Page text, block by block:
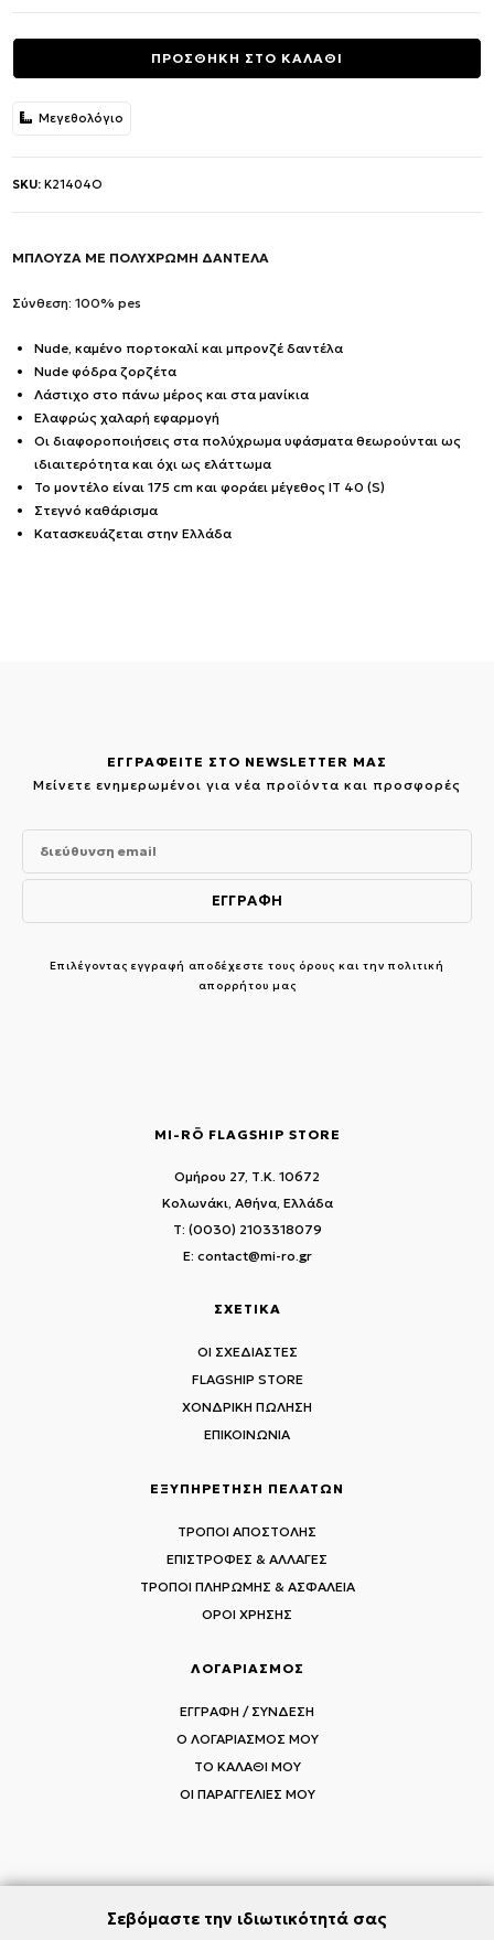
71.00€.
ΠΡΟΣΘΗΚΗ ΣΤΟ ΚΑΛΑΘΙ
Μεγεθολόγιο
SKU:K21404O
ΜΠΛΟΥΖΑ ΜΕ ΠΟΛΥΧΡΩΜΗ ΔΑΝΤΕΛΑ
Σύνθεση: 100% pes
Nude, καμένο πορτοκαλί και μπρονζέ δαντέλα
Nude φόδρα ζορζέτα
Λάστιχο στο πάνω μέρος και στα μανίκια
Ελαφρώς χαλαρή εφαρμογή
Οι διαφοροποιήσεις στα πολύχρωμα υφάσματα θεωρούνται ως
ιδιαιτερότητα και όχι ως ελάττωμα
Το μοντέλο είναι 175 cm και φοράει μέγεθος IT 40 (S)
Στεγνό καθάρισμα
Κατασκευάζεται στην Ελλάδα
ΕΓΓΡΑΦΕΙΤΕ ΣΤΟ NEWSLETTER ΜΑΣ
Μείνετε ενημερωμένοι για νέα προϊόντα και προσφορές
Επιλέγοντας εγγραφή αποδέχεστε τους όρους και την πολιτική
απορρήτου μας
MI-RŌ FLAGSHIP STORE
Ομήρου 27, Τ.Κ. 10672
Κολωνάκι, Αθήνα, Ελλάδα
T: (0030) 2103318079
E: contact@mi-ro.gr
ΣΧΕΤΙΚΑ
ΟΙ ΣΧΕΔΙΑΣΤΕΣ
FLAGSHIP STORE
ΧΟΝΔΡΙΚΗ ΠΩΛΗΣΗ
ΕΠΙΚΟΙΝΩΝΙΑ
ΕΞΥΠΗΡΕΤΗΣΗ ΠΕΛΑΤΩΝ
ΤΡΟΠΟΙ ΑΠΟΣΤΟΛΗΣ
ΕΠΙΣΤΡΟΦΕΣ & ΑΛΛΑΓΕΣ
ΤΡΟΠΟΙ ΠΛΗΡΩΜΗΣ & ΑΣΦΑΛΕΙΑ
ΟΡΟΙ ΧΡΗΣΗΣ
ΛΟΓΑΡΙΑΣΜΟΣ
ΕΓΓΡΑΦΗ / ΣΥΝΔΕΣΗ
Ο ΛΟΓΑΡΙΑΣΜΟΣ ΜΟΥ
ΤΟ ΚΑΛΑΘΙ ΜΟΥ
ΟΙ ΠΑΡΑΓΓΕΛΙΕΣ ΜΟΥ
Visit InstagramVisit FacebookVisit Vimeo
Σεβόμαστε την ιδιωτικότητά σας